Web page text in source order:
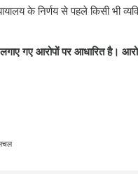
के निर्णय से पहले किसी भी
गए आरोपों पर आधारित है।